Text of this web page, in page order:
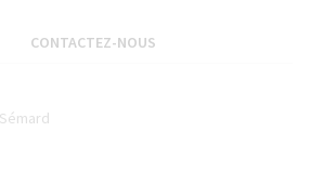
CONTACTEZ-NOUS